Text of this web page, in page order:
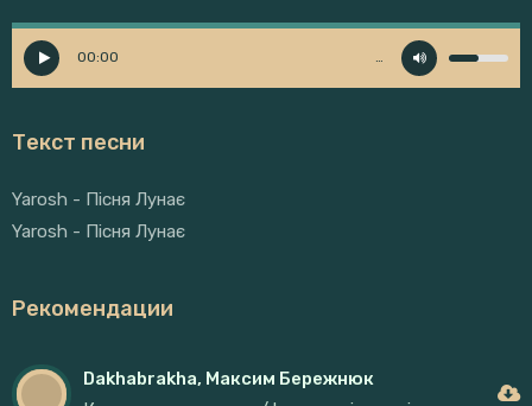
00:00 …
Текст песни
Yarosh - Пісня Лунає
Yarosh - Пісня Лунає
Рекомендации
Dakhabrakha, Максим Бережнюк